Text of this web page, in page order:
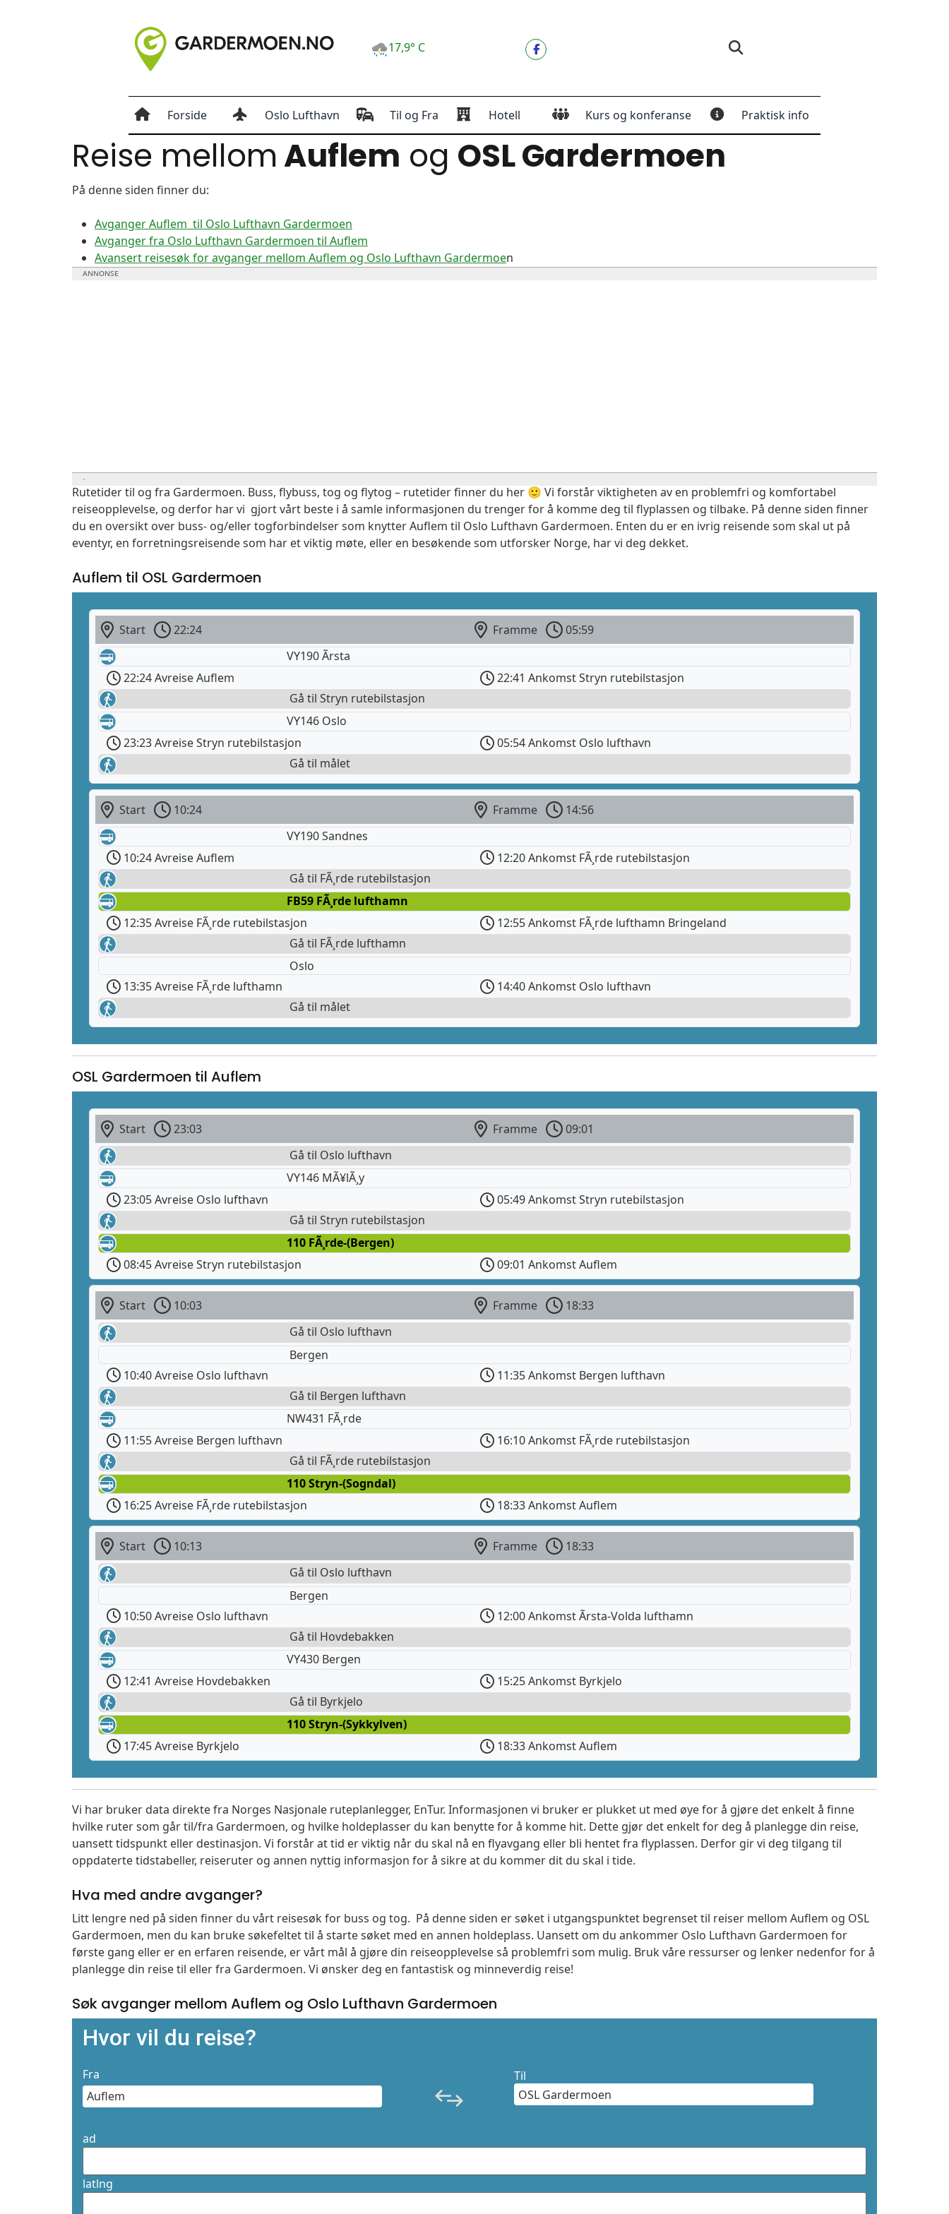
17,9° C
Forside Oslo Lufthavn Til og Fra Hotell Kurs og konferanse Praktisk info
Reise mellomAuflem og OSL Gardermoen
På denne siden finner du:
Avganger Auflem til Oslo Lufthavn Gardermoen
Avganger fra Oslo Lufthavn Gardermoen til Auflem
Avansert reisesøk for avganger mellom Auflem og Oslo Lufthavn Gardermoen
Rutetider til og fra Gardermoen. Buss, flybuss, tog og flytog – rutetider finner du her 🙂 Vi forstår viktigheten av en problemfri og komfortabel
reiseopplevelse, og derfor har vi gjort vårt beste i å samle informasjonen du trenger for å komme deg til flyplassen og tilbake. På denne siden finner
du en oversikt over buss- og/eller togforbindelser som knytter Auflem til Oslo Lufthavn Gardermoen. Enten du er en ivrig reisende som skal ut på
eventyr, en forretningsreisende som har et viktig møte, eller en besøkende som utforsker Norge, har vi deg dekket.
Auflem til OSL Gardermoen
Start 22:24 Framme
05:59
VY190 Ãrsta
22:24 Avreise Auflem
22:41 Ankomst Stryn rutebilstasjon
Gå til Stryn rutebilstasjon
VY146 Oslo
23:23 Avreise Stryn rutebilstasjon
05:54 Ankomst Oslo lufthavn
Gå til målet
Start 10:24 Framme
14:56
VY190 Sandnes
10:24 Avreise Auflem
12:20 Ankomst FÃ¸rde rutebilstasjon
Gå til FÃ¸rde rutebilstasjon
FB59 FÃ¸rde lufthamn
12:35 Avreise FÃ¸rde rutebilstasjon
12:55 Ankomst FÃ¸rde lufthamn Bringeland
Gå til FÃ¸rde lufthamn
Oslo
13:35 Avreise FÃ¸rde lufthamn
14:40 Ankomst Oslo lufthavn
Gå til målet
OSL Gardermoen til Auflem
Start 23:03 Framme
09:01
Gå til Oslo lufthavn
VY146 MÃ¥lÃ¸y
23:05 Avreise Oslo lufthavn
05:49 Ankomst Stryn rutebilstasjon
Gå til Stryn rutebilstasjon
110 FÃ¸rde-(Bergen)
08:45 Avreise Stryn rutebilstasjon
09:01 Ankomst Auflem
Start 10:03 Framme
18:33
Gå til Oslo lufthavn
Bergen
10:40 Avreise Oslo lufthavn
11:35 Ankomst Bergen lufthavn
Gå til Bergen lufthavn
NW431 FÃ¸rde
11:55 Avreise Bergen lufthavn
16:10 Ankomst FÃ¸rde rutebilstasjon
Gå til FÃ¸rde rutebilstasjon
110 Stryn-(Sogndal)
16:25 Avreise FÃ¸rde rutebilstasjon
18:33 Ankomst Auflem
Start 10:13 Framme
18:33
Gå til Oslo lufthavn
Bergen
10:50 Avreise Oslo lufthavn
12:00 Ankomst Ãrsta-Volda lufthamn
Gå til Hovdebakken
VY430 Bergen
12:41 Avreise Hovdebakken
15:25 Ankomst Byrkjelo
Gå til Byrkjelo
110 Stryn-(Sykkylven)
17:45 Avreise Byrkjelo
18:33 Ankomst Auflem
Vi har bruker data direkte fra Norges Nasjonale ruteplanlegger, EnTur. Informasjonen vi bruker er plukket ut med øye for å gjøre det enkelt å finne
hvilke ruter som går til/fra Gardermoen, og hvilke holdeplasser du kan benytte for å komme hit. Dette gjør det enkelt for deg å planlegge din reise,
uansett tidspunkt eller destinasjon. Vi forstår at tid er viktig når du skal nå en flyavgang eller bli hentet fra flyplassen. Derfor gir vi deg tilgang til
oppdaterte tidstabeller, reiseruter og annen nyttig informasjon for å sikre at du kommer dit du skal i tide.
Hva med andre avganger?
Litt lengre ned på siden finner du vårt reisesøk for buss og tog. På denne siden er søket i utgangspunktet begrenset til reiser mellom Auflem og OSL
Gardermoen, men du kan bruke søkefeltet til å starte søket med en annen holdeplass. Uansett om du ankommer Oslo Lufthavn Gardermoen for
første gang eller er en erfaren reisende, er vårt mål å gjøre din reiseopplevelse så problemfri som mulig. Bruk våre ressurser og lenker nedenfor for å
planlegge din reise til eller fra Gardermoen. Vi ønsker deg en fantastisk og minneverdig reise!
Søk avganger mellom Auflem og Oslo Lufthavn Gardermoen
Hvor vil du reise?
Fra Til
ad
latlng